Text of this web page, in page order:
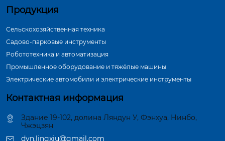
Продукция
Сельскохозяйственная техника
Садово-парковые инструменты
Робототехника и автоматизация
Промышленное оборудование и тяжёлые машины
Электрические автомобили и электрические инструменты
Контактная информация
Здание 19-102, долина Ляндун У, Фэнхуа, Нинбо,
Чжэцзян
dyn.lingxiu@gmail.com